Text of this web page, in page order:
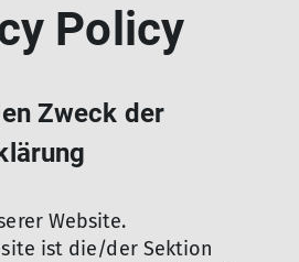
Policy
Zweck der
Website.
ist die/der Sektion